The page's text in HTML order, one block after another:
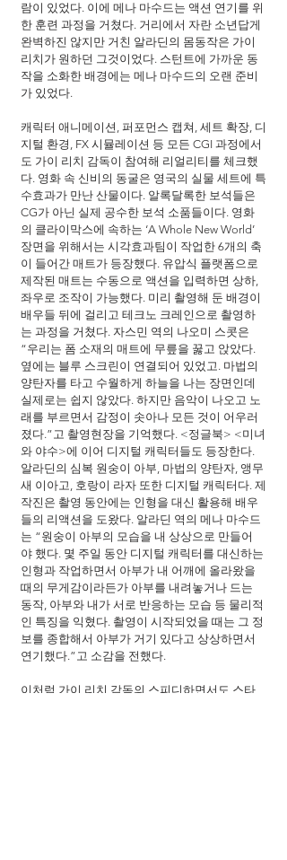
람이 있었다. 이에 메나 마수드는 액션 연기를 위
한 훈련 과정을 거쳤다. 거리에서 자란 소년답게
완벽하진 않지만 거친 알라딘의 몸동작은 가이
리치가 원하던 그것이었다. 스턴트에 가까운 동
작을 소화한 배경에는 메나 마수드의 오랜 준비
가 있었다.
캐릭터 애니메이션, 퍼포먼스 캡쳐, 세트 확장, 디
지털 환경, FX 시뮬레이션 등 모든 CGI 과정에서
도 가이 리치 감독이 참여해 리얼리티를 체크했
다. 영화 속 신비의 동굴은 영국의 실물 세트에 특
수효과가 만난 산물이다. 알록달록한 보석들은
CG가 아닌 실제 공수한 보석 소품들이다. 영화
의 클라이막스에 속하는 ‘A Whole New World’
장면을 위해서는 시각효과팀이 작업한 6개의 축
이 들어간 매트가 등장했다. 유압식 플랫폼으로
제작된 매트는 수동으로 액션을 입력하면 상하,
좌우로 조작이 가능했다. 미리 촬영해 둔 배경이
배우들 뒤에 걸리고 테크노 크레인으로 촬영하
는 과정을 거쳤다. 자스민 역의 나오미 스콧은
“우리는 폼 소재의 매트에 무릎을 꿇고 앉았다.
옆에는 블루 스크린이 연결되어 있었고. 마법의
양탄자를 타고 수월하게 하늘을 나는 장면인데
실제로는 쉽지 않았다. 하지만 음악이 나오고 노
래를 부르면서 감정이 솟아나 모든 것이 어우러
졌다.”고 촬영현장을 기억했다. <정글북> <미녀
와 야수>에 이어 디지털 캐릭터들도 등장한다.
알라딘의 심복 원숭이 아부, 마법의 양탄자, 앵무
새 이아고, 호랑이 라자 또한 디지털 캐릭터다. 제
작진은 촬영 동안에는 인형을 대신 활용해 배우
들의 리액션을 도왔다. 알라딘 역의 메나 마수드
는 “원숭이 아부의 모습을 내 상상으로 만들어
야 했다. 몇 주일 동안 디지털 캐릭터를 대신하는
인형과 작업하면서 아부가 내 어깨에 올라왔을
때의 무게감이라든가 아부를 내려놓거나 드는
동작, 아부와 내가 서로 반응하는 모습 등 물리적
인 특징을 익혔다. 촬영이 시작되었을 때는 그 정
보를 종합해서 아부가 거기 있다고 상상하면서
연기했다.”고 소감을 전했다.
이처럼 가이 리치 감독의 스피디하면서도 스타